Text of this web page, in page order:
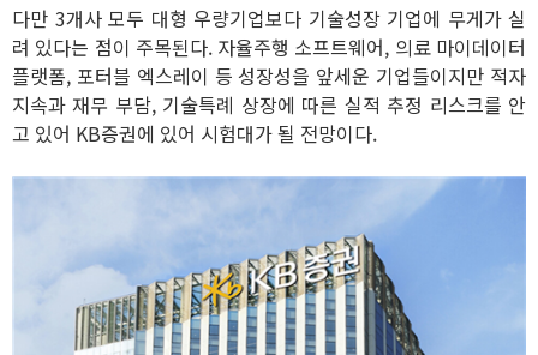
다만 3개사 모두 대형 우량기업보다 기술성장 기업에 무게가 실
려 있다는 점이 주목된다. 자율주행 소프트웨어, 의료 마이데이터
플랫폼, 포터블 엑스레이 등 성장성을 앞세운 기업들이지만 적자
지속과 재무 부담, 기술특례 상장에 따른 실적 추정 리스크를 안
고 있어 KB증권에 있어 시험대가 될 전망이다.